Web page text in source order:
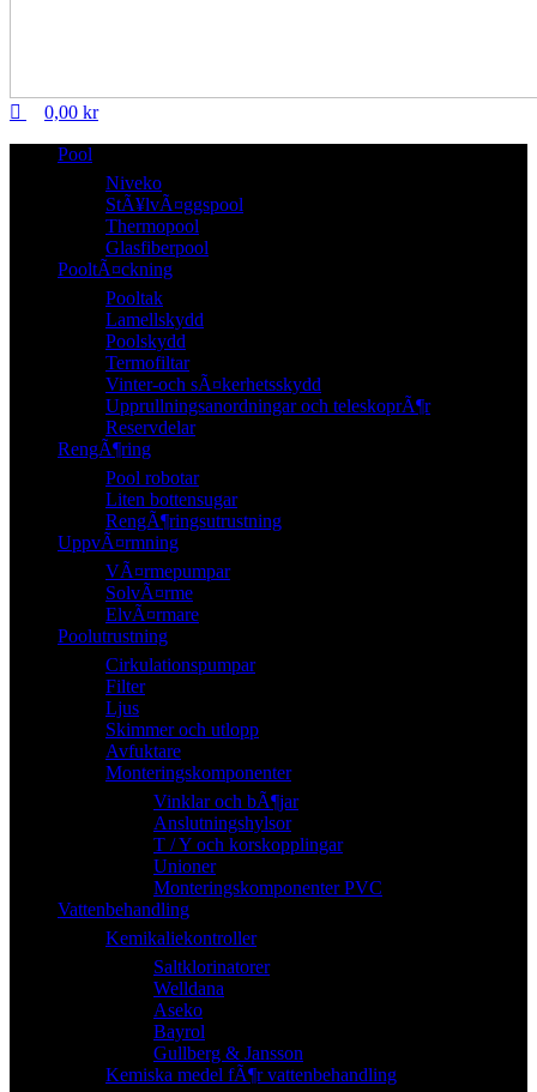
0,00 kr
Pool
Niveko
StÃ¥lvÃ¤ggspool
Thermopool
Glasfiberpool
PooltÃ¤ckning
Pooltak
Lamellskydd
Poolskydd
Termofiltar
Vinter-och sÃ¤kerhetsskydd
Upprullningsanordningar och teleskoprÃ¶r
Reservdelar
RengÃ¶ring
Pool robotar
Liten bottensugar
RengÃ¶ringsutrustning
UppvÃ¤rmning
VÃ¤rmepumpar
SolvÃ¤rme
ElvÃ¤rmare
Poolutrustning
Cirkulationspumpar
Filter
Ljus
Skimmer och utlopp
Avfuktare
Monteringskomponenter
Vinklar och bÃ¶jar
Anslutningshylsor
T / Y och korskopplingar
Unioner
Monteringskomponenter PVC
Vattenbehandling
Kemikaliekontroller
Saltklorinatorer
Welldana
Aseko
Bayrol
Gullberg & Jansson
Kemiska medel fÃ¶r vattenbehandling